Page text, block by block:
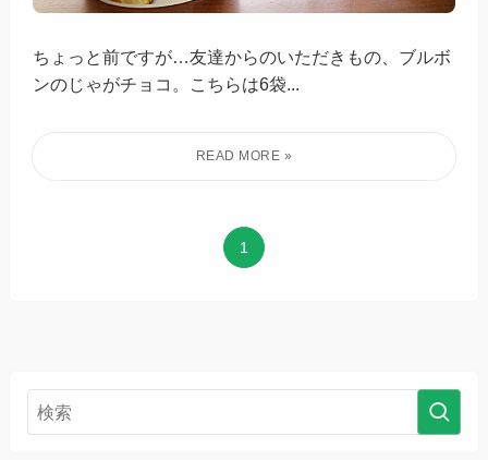
ちょっと前ですが…友達からのいただきもの、ブルボ
ンのじゃがチョコ。こちらは6袋...
1